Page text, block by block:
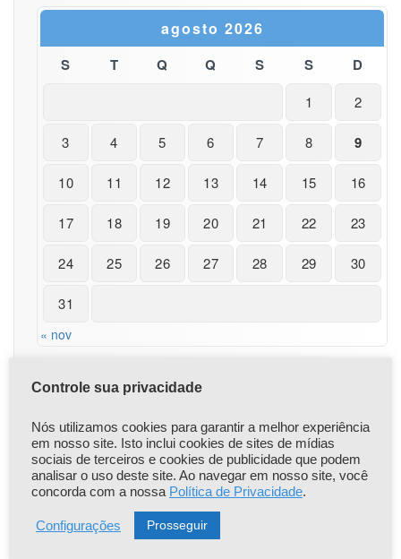
a
a
a
E
n
g
e
n
a
r
i
a
d
e
l
õ
e
s
d
agosto 2026
S T Q Q S S D
1 2
3 4 5 6 7 8 9
10 11 12 13 14 15 16
17 18 19 20 21 22 23
24 25 26 27 28 29 30
31
« nov
Popular | Recent | Comentário
Comunicado Importante
Apr 22,2021
Controle sua privacidade
Nós utilizamos cookies para garantir a melhor experiência
em nosso site. Isto inclui cookies de sites de mídias
sociais de terceiros e cookies de publicidade que podem
analisar o uso deste site. Ao navegar em nosso site, você
concorda com a nossa Política de Privacidade.
Configurações Prosseguir